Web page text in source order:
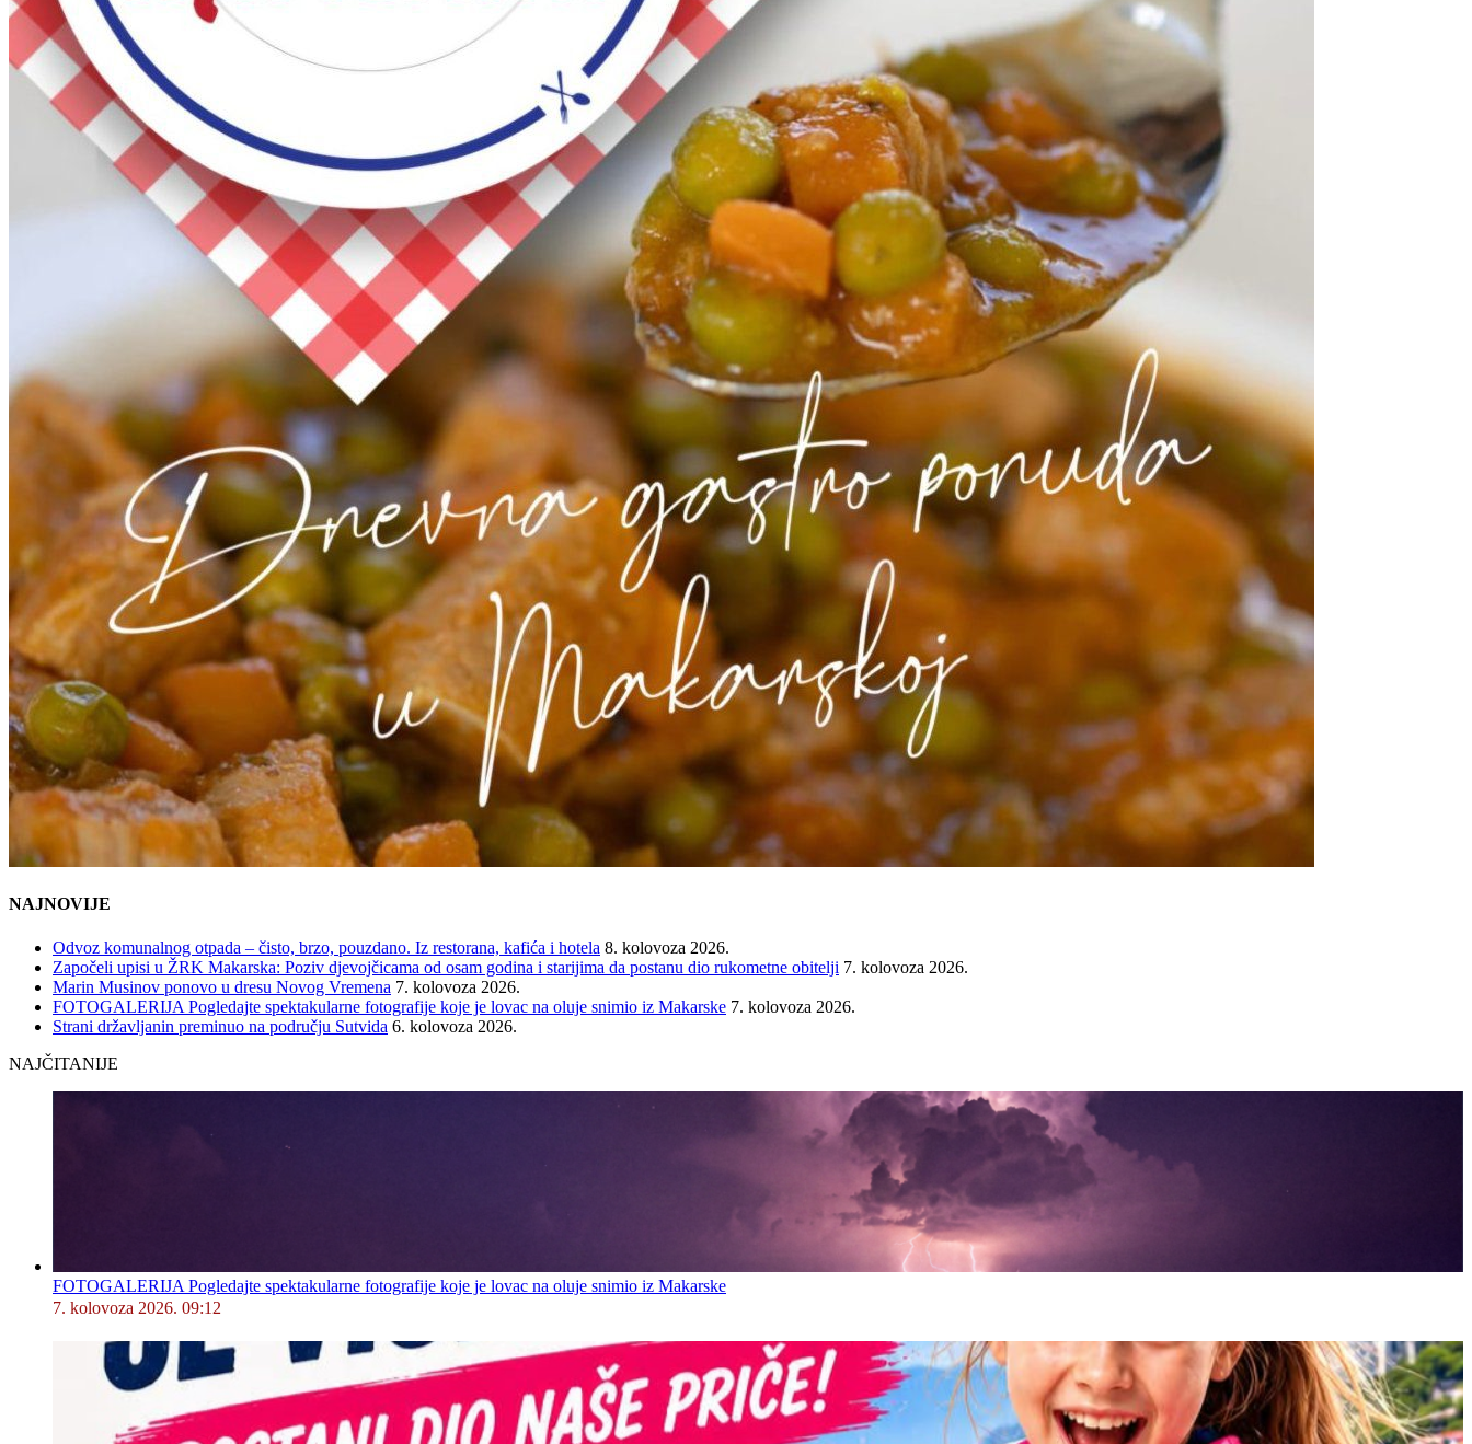
NAJNOVIJE
Odvoz komunalnog otpada – čisto, brzo, pouzdano. Iz restorana, kafića i hotela 8. kolovoza 2026.
Započeli upisi u ŽRK Makarska: Poziv djevojčicama od osam godina i starijima da postanu dio rukometne obitelji 7. kolovoza 2026.
Marin Musinov ponovo u dresu Novog Vremena 7. kolovoza 2026.
FOTOGALERIJA Pogledajte spektakularne fotografije koje je lovac na oluje snimio iz Makarske 7. kolovoza 2026.
Strani državljanin preminuo na području Sutvida 6. kolovoza 2026.
NAJČITANIJE
FOTOGALERIJA Pogledajte spektakularne fotografije koje je lovac na oluje snimio iz Makarske
7. kolovoza 2026. 09:12